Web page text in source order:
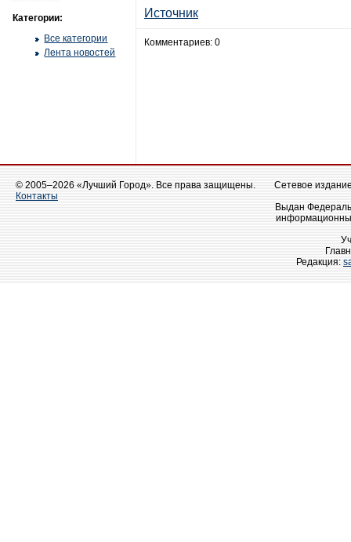
Категории:
Все категории
Лента новостей
Источник
Комментариев: 0
© 2005–2026 «Лучший Город». Все права защищены.
Контакты
Сетевое
Выдан
Редакция: